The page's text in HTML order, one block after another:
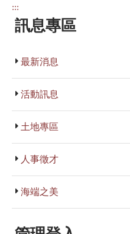
:::
訊息專區
最新消息
活動訊息
土地專區
人事徵才
海端之美